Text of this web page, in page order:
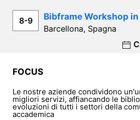
8-9 Bibframe Workshop
Barcellona, Spagna
FOCUS
Le nostre aziende condividono
migliori servizi, affiancando le
evoluzioni di tutti i settori della
accademica